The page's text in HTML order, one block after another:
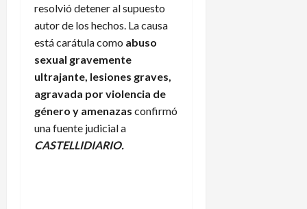
resolvió detener al supuesto
autor de los hechos. La causa
está carátula como abuso
sexual gravemente
ultrajante, lesiones graves,
agravada por violencia de
género y amenazas confirmó
una fuente judicial a
CASTELLIDIARIO.